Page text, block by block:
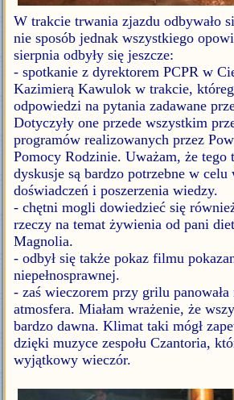
W trakcie trwania zjazdu odbywało
nie sposób jednak wszystkiego
sierpnia odbyły się jeszcze:
- spotkanie z dyrektorem PCPR w
Kazimierą Kawulok w trakcie,
odpowiedzi na pytania zadawane
Dotyczyły one przede wszystkim
programów realizowanych przez
Pomocy Rodzinie. Uważam, że
dyskusje są bardzo potrzebne w
doświadczeń i poszerzenia wiedzy.
- chętni mogli dowiedzieć się
rzeczy na temat żywienia od pani
Magnolia.
- odbył się także pokaz filmu
niepełnosprawnej.
- zaś wieczorem przy grilu panowała
atmosfera. Miałam wrażenie, że
bardzo dawna. Klimat taki mógł
dzięki muzyce zespołu Czantoria,
wyjątkowy wieczór.